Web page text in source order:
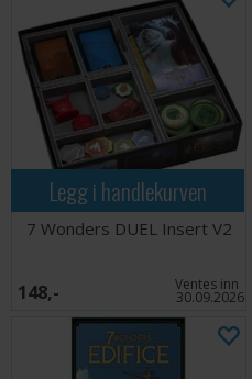
Legg i handlekurven
7 Wonders DUEL Insert V2
148,- Ventes inn
30.09.2026